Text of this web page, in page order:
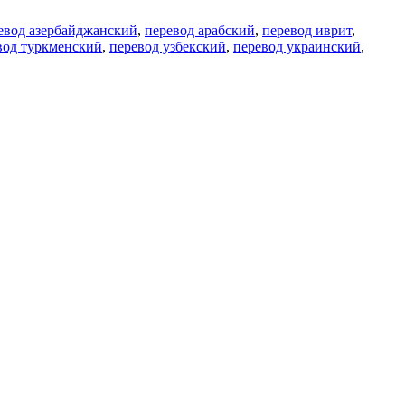
азербайджанский, перевод арабский, перевод иврит,
туркменский, перевод узбекский, перевод украинский,